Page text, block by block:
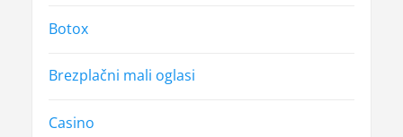
Botox
Brezplačni mali oglasi
Casino